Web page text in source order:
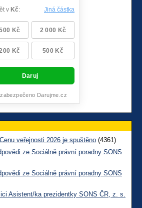
veřejnosti 2026 je spuštěno (4361)
ze Sociálně právní poradny SONS
ze Sociálně právní poradny SONS
Asistent/ka prezidentky SONS ČR, z. s.